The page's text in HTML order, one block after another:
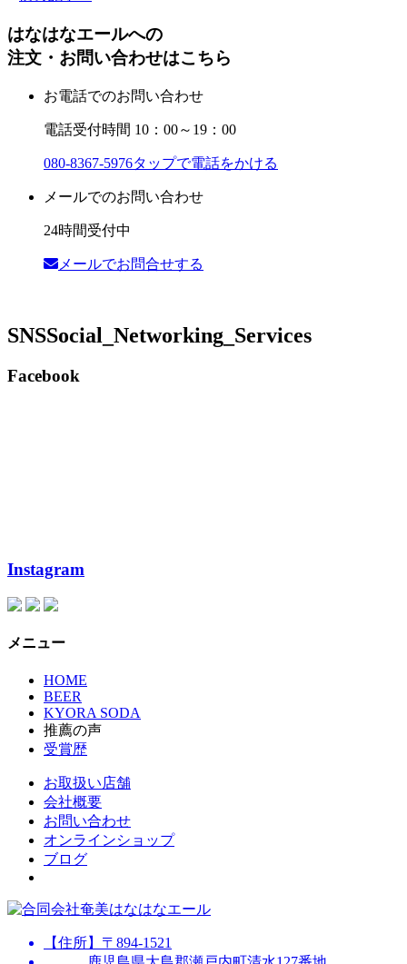
はなはなエールへの
注文・お問い合わせはこちら
お電話でのお問い合わせ
電話受付時間 10：00～19：00
080-8367-5976タップで電話をかける
メールでのお問い合わせ
24時間受付中
メールでお問合せする
SNSSocial_Networking_Services
Facebook
Instagram
メニュー
HOME
BEER
KYORA SODA
推薦の声
受賞歴
お取扱い店舗
会社概要
お問い合わせ
オンラインショップ
ブログ
【住所】〒894-1521